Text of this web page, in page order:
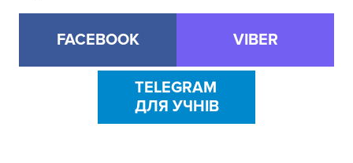
FACEBOOK VIBER
TELEGRAM
ДЛЯ УЧНІВ